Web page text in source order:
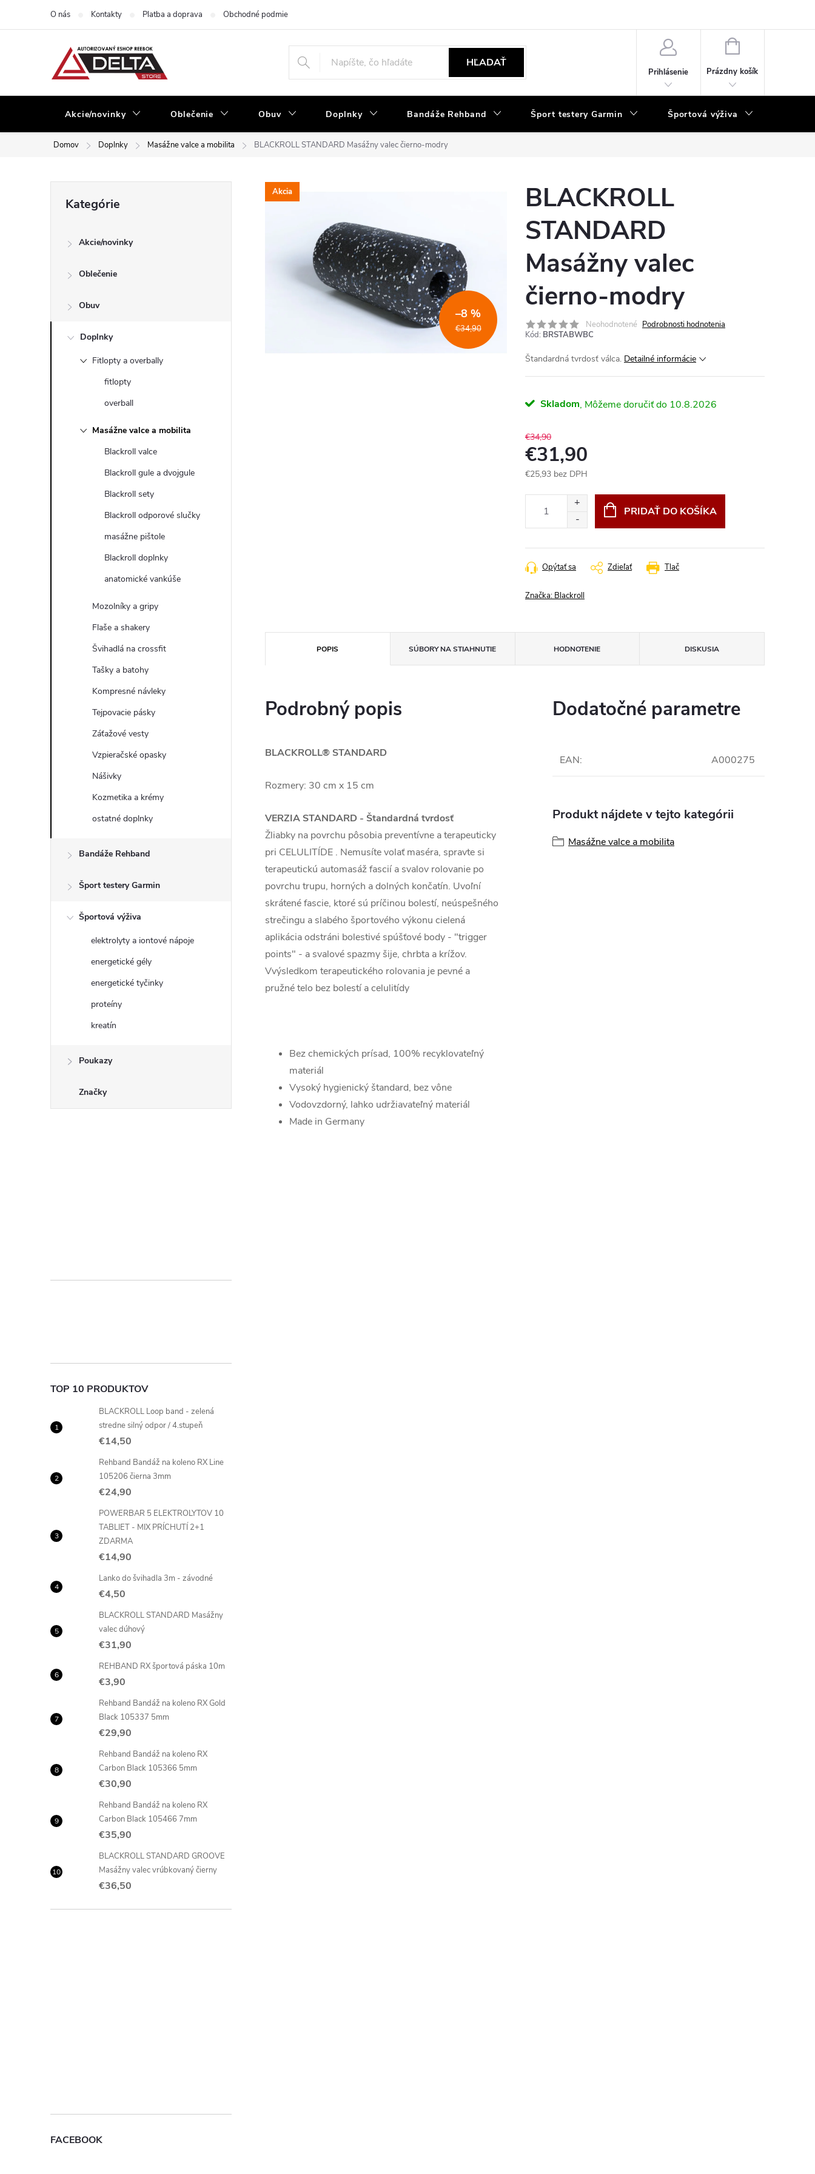
O nás Kontakty Platba a doprava Obchodné podmienky
HĽADAŤ
Prihlásenie
NÁKUPNÝ
Prázdny košík
Akcie/novinky Oblečenie Obuv Doplnky Bandáže Rehband Šport testery Garmin Športová výživa
Domov Doplnky Masážne valce a mobilita BLACKROLL STANDARD Masážny valec čierno-modry
ý
kategórie
Kategórie
Akcie/novinky
Oblečenie
Obuv
Doplnky
Fitlopty a overbally
fitlopty
overball
Masážne valce a mobilita
Blackroll valce
Blackroll gule a dvojgule
Blackroll sety
Blackroll odporové slučky
masážne pištole
Blackroll doplnky
anatomické vankúše
Mozolníky a gripy
Flaše a shakery
Švihadlá na crossfit
Tašky a batohy
Kompresné návleky
Tejpovacie pásky
Záťažové vesty
Vzpieračské opasky
Nášivky
Kozmetika a krémy
ostatné doplnky
Bandáže Rehband
Šport testery Garmin
Športová výživa
elektrolyty a iontové nápoje
energetické gély
energetické tyčinky
proteíny
kreatín
Poukazy
Značky
TOP 10 PRODUKTOV
BLACKROLL Loop band - zelená
stredne silný odpor / 4.stupeň
€14,50
Rehband Bandáž na koleno RX Line
105206 čierna 3mm
€24,90
POWERBAR 5 ELEKTROLYTOV 10
TABLIET - MIX PRÍCHUTÍ 2+1
ZDARMA
€14,90
Lanko do švihadla 3m - závodné
€4,50
BLACKROLL STANDARD Masážny
valec dúhový
€31,90
REHBAND RX športová páska 10m
€3,90
Rehband Bandáž na koleno RX Gold
Black 105337 5mm
€29,90
Rehband Bandáž na koleno RX
Carbon Black 105366 5mm
€30,90
Rehband Bandáž na koleno RX
Carbon Black 105466 7mm
€35,90
BLACKROLL STANDARD GROOVE
Masážny valec vrúbkovaný čierny
€36,50
FACEBOOK
Akcia
€34,90
–8 %
BLACKROLL
STANDARD
Masážny valec
čierno-modry
Neohodnotené Podrobnosti hodnotenia
Kód: BRSTABWBC
Štandardná tvrdosť válca. Detailné informácie
Skladom 10.8.2026
€34,90
€31,90
€25,93 bez DPH
PRIDAŤ DO KOŠÍKA
Tlač
Opýtať sa Zdieľať
Značka: Blackroll
POPIS SÚBORY NA STIAHNUTIE HODNOTENIE DISKUSIA
Podrobný popis
BLACKROLL® STANDARD
Rozmery: 30 cm x 15 cm
VERZIA STANDARD - Štandardná tvrdosť
Žliabky na povrchu pôsobia preventívne a terapeuticky
pri CELULITÍDE . Nemusíte volať maséra, spravte si
terapeutickú automasáž fascií a svalov rolovanie po
povrchu trupu, horných a dolných končatín. Uvoľní
skrátené fascie, ktoré sú príčinou bolestí, neúspešného
strečingu a slabého športového výkonu cielená
aplikácia odstráni bolestivé spúšťové body - "trigger
points" - a svalové spazmy šije, chrbta a krížov.
Vvýsledkom terapeutického rolovania je pevné a
pružné telo bez bolestí a celulitídy
Bez chemických prísad, 100% recyklovateľný
materiál
Vysoký hygienický štandard, bez vône
Vodovzdorný, lahko udržiavateľný materiál
Made in Germany
Dodatočné parametre
EAN: A000275
Produkt nájdete v tejto kategórii
Masážne valce a mobilita